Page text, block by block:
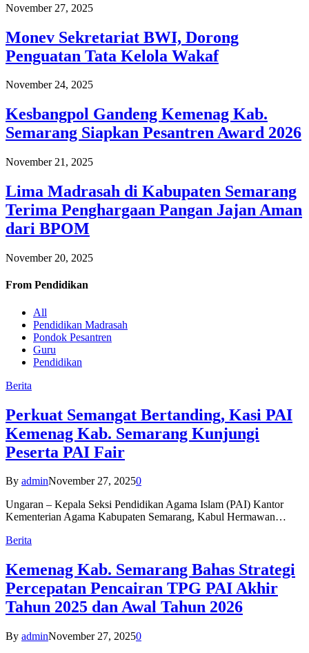
November 27, 2025
Monev Sekretariat BWI, Dorong
Penguatan Tata Kelola Wakaf
November 24, 2025
Kesbangpol Gandeng Kemenag Kab.
Semarang Siapkan Pesantren Award 2026
November 21, 2025
Lima Madrasah di Kabupaten Semarang
Terima Penghargaan Pangan Jajan Aman
dari BPOM
November 20, 2025
From Pendidikan
All
Pendidikan Madrasah
Pondok Pesantren
Guru
Pendidikan
Berita
Perkuat Semangat Bertanding, Kasi PAI
Kemenag Kab. Semarang Kunjungi
Peserta PAI Fair
By adminNovember 27, 20250
Ungaran – Kepala Seksi Pendidikan Agama Islam (PAI) Kantor
Kementerian Agama Kabupaten Semarang, Kabul Hermawan…
Berita
Kemenag Kab. Semarang Bahas Strategi
Percepatan Pencairan TPG PAI Akhir
Tahun 2025 dan Awal Tahun 2026
By adminNovember 27, 20250